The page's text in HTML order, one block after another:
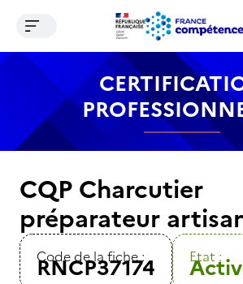
Contenu Recherche Menu
Ouvrir le menu de navigation
CQP Charcutier
préparateur
Code de la fiche :
RNCP37174 Etat :